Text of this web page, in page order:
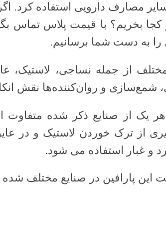
مصارف دارویی استفاده کرد.
کجا بخریم؟ با قیمت پلاس تماس
را به دست شما برسانیم.
مختلف از جمله نساجی،
شمع‌سازی و روان‌کننده‌ها نقش
هر یک از صنایع ذکر شده متفاوت
از ترک خوردن لاستیک و در
و غبار استفاده می شود.
این پارافین در صنایع مختلف